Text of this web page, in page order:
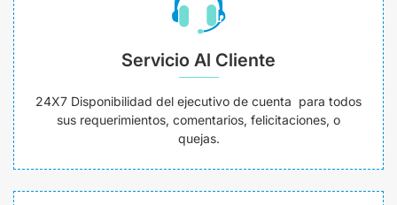
Servicio Al Cliente
24X7 Disponibilidad del ejecutivo de cuenta para todos
sus requerimientos, comentarios, felicitaciones, o
quejas.